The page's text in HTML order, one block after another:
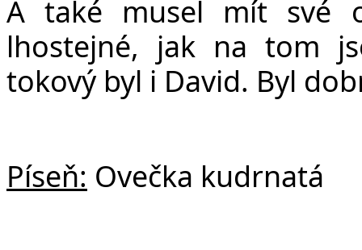
A také musel mít své
lhostejné, jak na tom
tokový byl i David. Byl
Píseň: Ovečka kudrnatá